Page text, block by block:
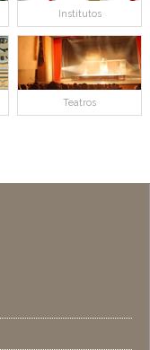
Institutos
Teatros